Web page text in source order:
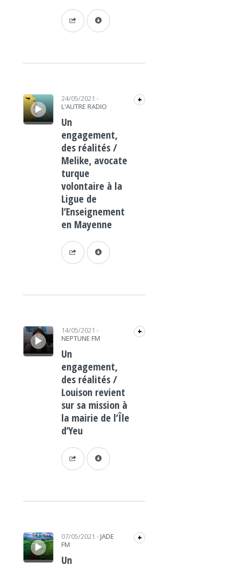
Lecteur audio 24/05/2021 -
L'AUTRE RADIO
+
Un
engagement,
des réalités /
Melike, avocate
turque
volontaire à la
Ligue de
l’Enseignement
en Mayenne
Lecteur audio 14/05/2021 -
NEPTUNE FM
+
Un
engagement,
des réalités /
Louison revient
sur sa mission à
la mairie de l’Île
d’Yeu
Lecteur audio 07/05/2021 - JADE
FM
+
Un